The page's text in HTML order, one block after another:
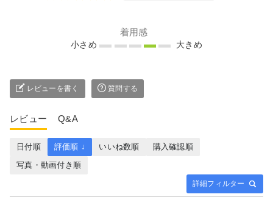
着用感
小さめ 大きめ
レビューを書く 質問する
レビュー Q&A
詳細フィルター
日付順 評価順 ↓ いいね数順
購入確認順
写真・動画付き順